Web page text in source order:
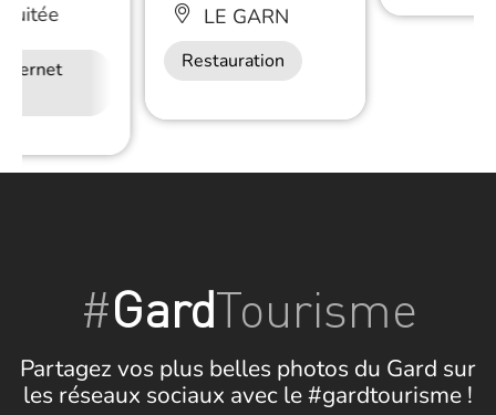
Restauration
LE GARN
Restauration
#GardTourisme
Partagez vos plus belles photos du Gard sur
les réseaux sociaux avec le #gardtourisme !